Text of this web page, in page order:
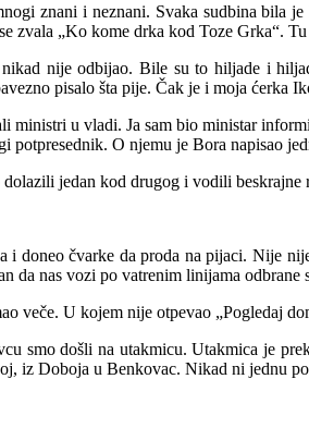
znani i neznani. Svaka sudbina bila
zvala „Ko kome drka kod Toze Grka“.
nije odbijao. Bile su to hiljade i
pisalo šta pije. Čak je i moja ćerka
ministri u vladi. Ja sam bio ministar
O njemu je Bora napisao
dolazili jedan kod drugog i vodili
i doneo čvarke da proda na pijaci. Nije
da nas vozi po vatrenim linijama odbrane
veče. U kojem nije otpevao „Pogledaj
smo došli na utakmicu. Utakmica je
iz Doboja u Benkovac. Nikad ni jednu